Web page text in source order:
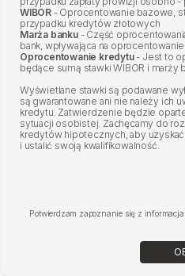
WIBOR - Oprocentowanie bazowe,
przypadku kredytów złotowych
Marża banku- Część
bank, wpływająca na
Oprocentowanie kredytu- Jest to
będące sumą stawki WIBOR i marży
Wyświetlane stawki są podawane
są gwarantowane ani nie należy ich
kredytu. Zatwierdzenie będzie
sytuacji osobistej. Zachęcamy do
kredytów hipotecznych, aby
i ustalić swoją kwalifikowalność.
Potwierdzam zapoznanie się z